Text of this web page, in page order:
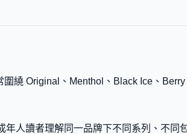
繞 Original、Menthol、Black Ice、
人讀者理解同一品牌下不同系列、不同